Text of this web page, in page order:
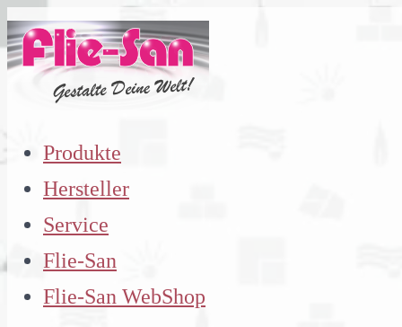
Zum
Inhalt
springen
Produkte
Hersteller
Service
Flie-San
Flie-San WebShop